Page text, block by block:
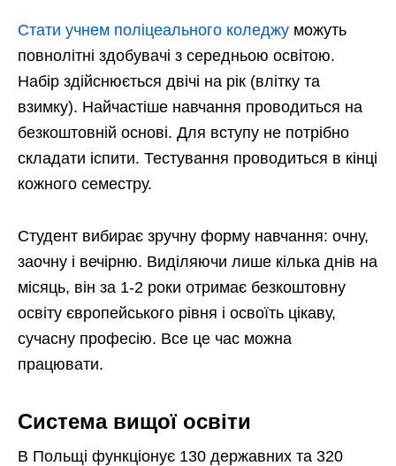
Стати учнем поліцеального коледжу можуть
повнолітні здобувачі з середньою освітою.
Набір здійснюється двічі на рік (влітку та
взимку). Найчастіше навчання проводиться на
безкоштовній основі. Для вступу не потрібно
складати іспити. Тестування проводиться в кінці
кожного семестру.
Студент вибирає зручну форму навчання: очну,
заочну і вечірню. Виділяючи лише кілька днів на
місяць, він за 1-2 роки отримає безкоштовну
освіту європейського рівня і освоїть цікаву,
сучасну професію. Все це час можна
працювати.
Система вищої освіти
В Польщі функціонує 130 державних та 320